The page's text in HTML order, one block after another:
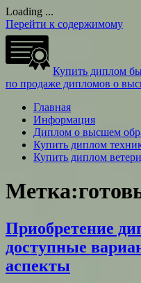
Loading ...
Перейти к содержимому
Купить диплом
по продаже дипломов о
Главная
Информация
Диплом о высшем
Купить диплом
Купить диплом
Метка:
Приобретение
доступные
аспекты